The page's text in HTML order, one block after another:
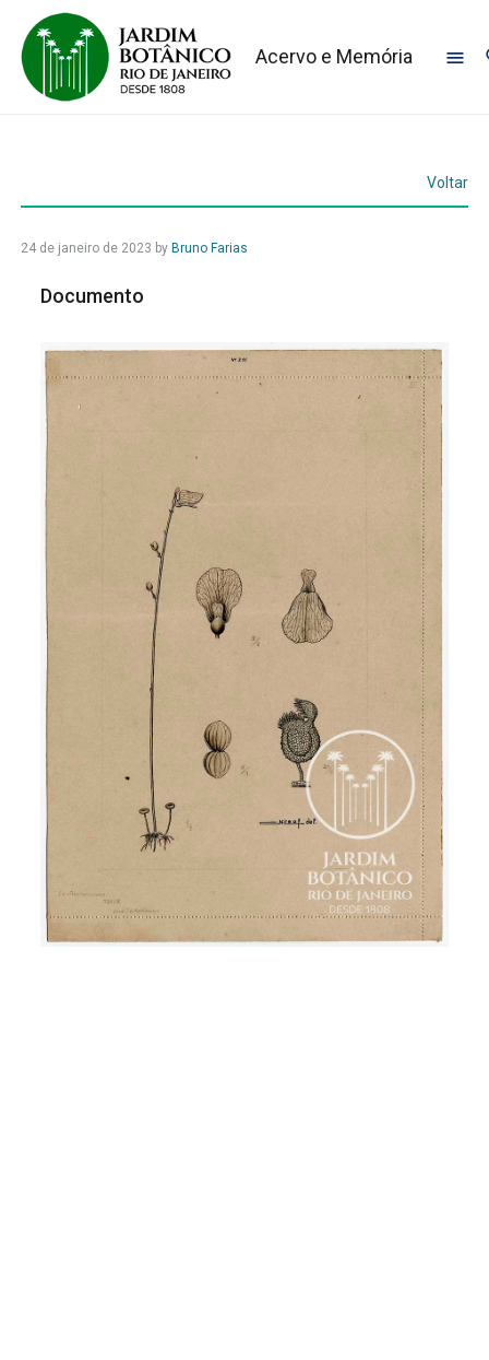
Acervo e Memória
Voltar
24 de janeiro de 2023 by Bruno Farias
Documento